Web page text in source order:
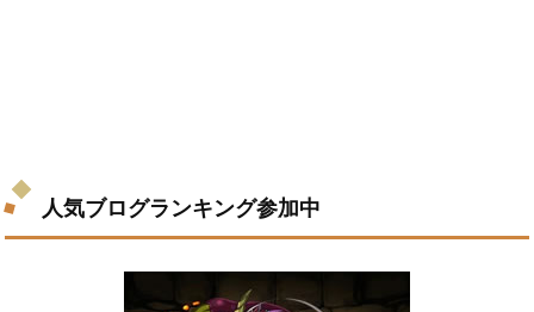
人気ブログランキング参加中